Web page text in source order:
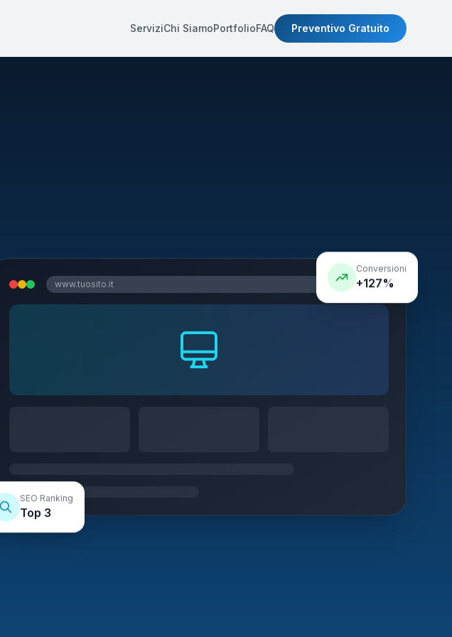
ServiziChi SiamoPortfolioFAQ Preventivo Gratuito
www.tuosito.it
Conversioni
+127%
SEO Ranking
Top 3